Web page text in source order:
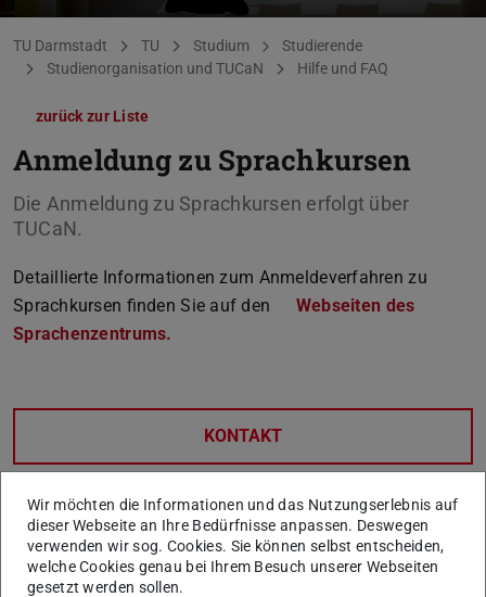
Sie befinden sich hier:
TU Darmstadt TU Studium
Studierende
Studienorganisation und TUCaN
Hilfe und FAQ
zurück zur Liste
Anmeldung zu Sprachkursen
Die Anmeldung zu Sprachkursen erfolgt über
TUCaN.
Detaillierte Informationen zum Anmeldeverfahren zu
Sprachkursen finden Sie auf den
Webseiten des
Sprachenzentrums.
KONTAKT
Wir möchten die Informationen und das Nutzungserlebnis auf
dieser Webseite an Ihre Bedürfnisse anpassen. Deswegen
verwenden wir sog. Cookies. Sie können selbst entscheiden,
welche Cookies genau bei Ihrem Besuch unserer Webseiten
gesetzt werden sollen.